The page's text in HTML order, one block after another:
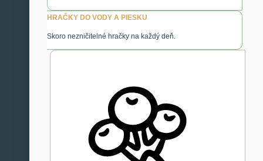
HRAČKY DO VODY A PIESKU
Skoro nezničitelné hračky na každý deň.